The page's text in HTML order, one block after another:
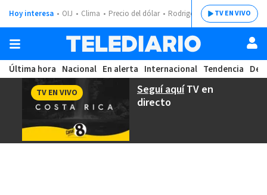
Hoy interesa OIJ Clima Precio del dólar Rodrigo ChavesTV EN VIVO
Última hora Nacional En alerta Internacional Tendencia
Seguí aquíTV en
directo
TV EN VIVO